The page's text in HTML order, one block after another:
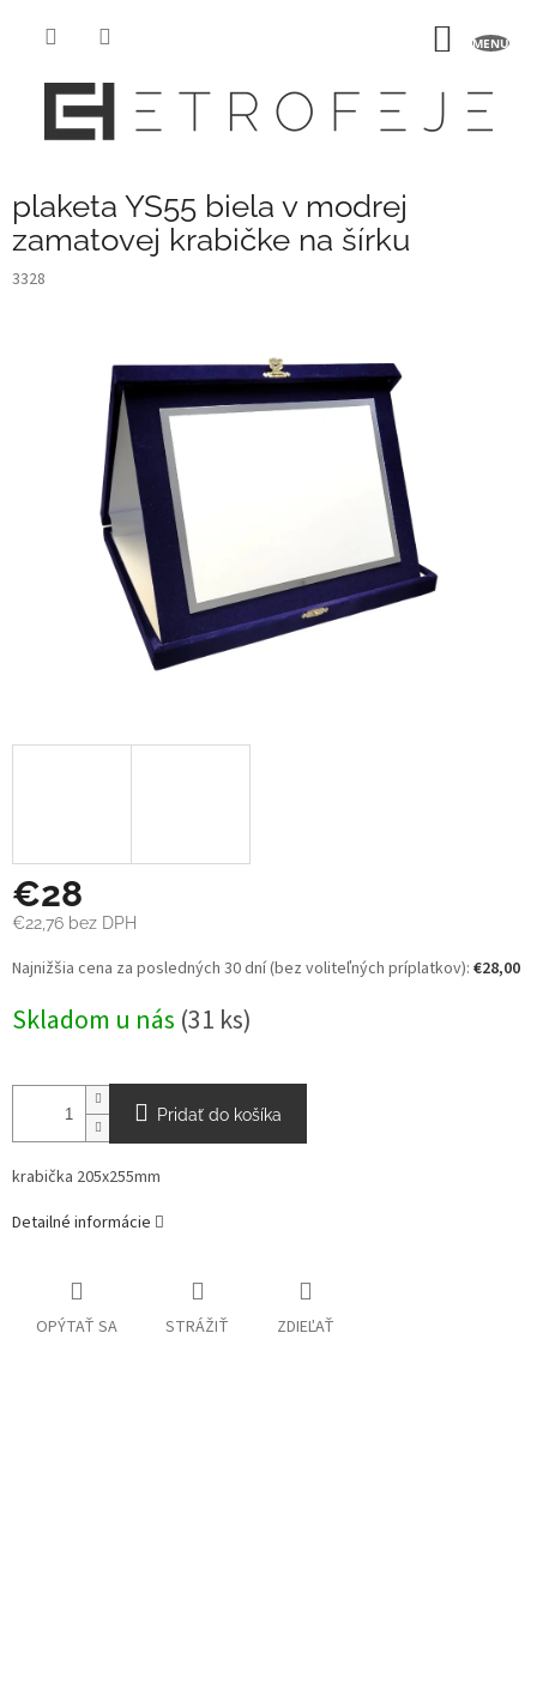
plaketa YS55 biela v modrej
zamatovej krabičke na šírku
3328
€28
€22,76 bez DPH
Jednotková
cena:
Najnižšia cena za posledných 30 dní (bez voliteľných príplatkov): €28,00
Skladom u nás (31 ks)
Pridať do košíka
krabička 205x255mm
Detailné informácie
OPÝTAŤ SA STRÁŽIŤ ZDIEĽAŤ